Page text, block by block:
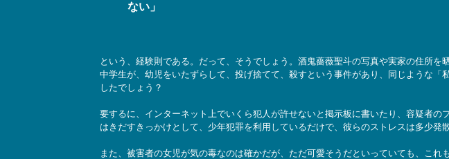
ない」
という、経験則である。だって、そうでしょう。酒鬼薔薇聖斗の写真や実家の住所
中学生が、幼児をいたずらして、投げ捨てて、殺すという事件があり、同じような
したでしょう？
要するに、インターネット上でいくら犯人が許せないと掲示板に書いたり、容疑者
はきだすきっかけとして、少年犯罪を利用しているだけで、彼らのストレスは多少発
また、被害者の女児が気の毒なのは確かだが、ただ可愛そうだといっていても、こ